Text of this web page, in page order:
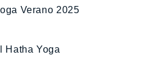
Verano 2025
Hatha Yoga